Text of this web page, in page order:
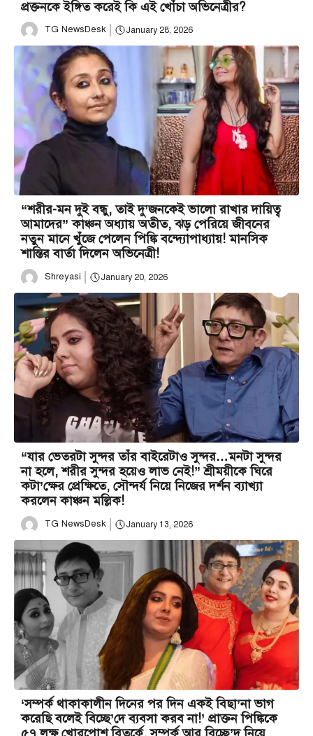
প্রক্তনকে ইঙ্গিত করেই কি এই খোঁচা অভিনেত্রীর?
TG NewsDesk January 28, 2026
“শরীর-মন দুই বন্ধু, তাই দু’জনকেই ভালো রাখার দায়িত্ব
আমাদের” কাঞ্চন অধ্যায় অতীত, ঝড় পেরিয়ে জীবনের
নতুন মানে খুঁজে পেলেন পিঙ্কি বন্দ্যোপাধ্যায়! মানসিক
শান্তির বার্তা দিলেন অভিনেত্রী!
Shreyasi January 20, 2026
“যার ভেতরটা সুন্দর তাঁর বাইরেটাও সুন্দর…মনটা সুন্দর
না হলে, শরীর সুন্দর হয়েও লাভ নেই!” শ্রীময়ীকে ঘিরে
কটা’ক্ষের প্রেক্ষিতে, সৌন্দর্য নিয়ে নিজের দর্শন ব্যাখ্যা
করলেন কাঞ্চন মল্লিক!
TG NewsDesk January 13, 2026
‘সম্পর্ক থাকাকালীন দিনের পর দিন একই বিছা’না ভাগ
করেছি বলেই বিচ্ছে’দে ব্যবসা করব না!’ প্রাক্তন পিঙ্কিকে